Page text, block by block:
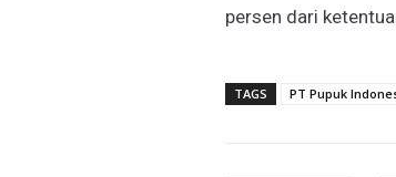
persen dari
TAGS PT Pupuk